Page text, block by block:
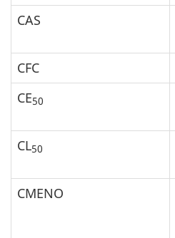
CAS
CFC
CE50
CL50
CMENO